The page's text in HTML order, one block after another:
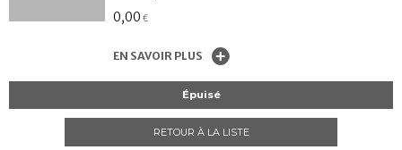
0,00 €
EN SAVOIR PLUS
Épuisé
RETOUR À LA LISTE